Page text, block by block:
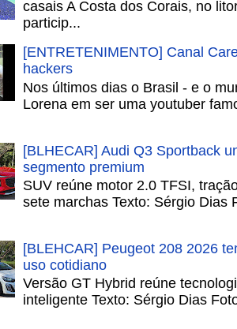
casais A Costa dos Corais, no
particip...
[ENTRETENIMENTO] Canal
hackers
Nos últimos dias o Brasil - e o
Lorena em ser uma youtuber
[BLHECAR] Audi Q3 Sportback
segmento premium
SUV reúne motor 2.0 TFSI,
sete marchas Texto: Sérgio Dias
[BLEHCAR] Peugeot 208 2026
uso cotidiano
Versão GT Hybrid reúne
inteligente Texto: Sérgio Dias